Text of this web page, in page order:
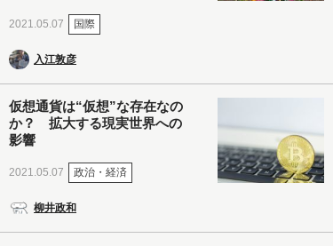
2021.05.07 国際
入江敦彦
仮想通貨は“仮想”な存在なの
か？ 拡大する現実世界への
影響
2021.05.07 政治・経済
柳井政和